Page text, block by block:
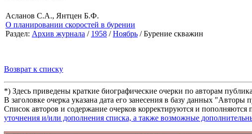
Асланов С.А., Янтцен Б.Ф.
О планировании скоростей в бурении
Раздел: Архив журнала / 1958 /Ноябрь / Бурение скважин
Возврат к списку
*) Здесь приведены краткие биографические очерки по авторам
В заголовке очерка указана дата его занесения в базу данных
Список авторов и содержание очерков корректируются и
уточнения и/или дополнения списка, а также возможные